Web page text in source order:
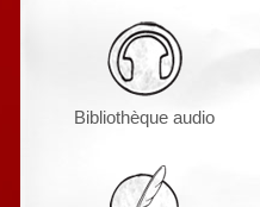
Bibliothèque audio